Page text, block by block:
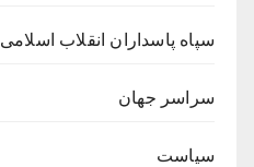
سپاه پاسداران انقلاب اسلامی
سراسر جهان
سیاست